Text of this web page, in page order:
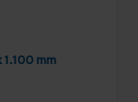
mm